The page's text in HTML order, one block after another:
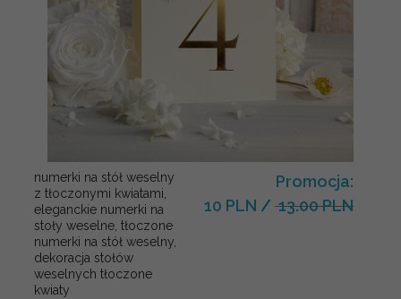
numerki na stół weselny
z tłoczonymi kwiatami,
eleganckie numerki na
stoły weselne, tłoczone
numerki na stół weselny,
dekoracja stołów
weselnych tłoczone
kwiaty
Promocja:
10 PLN / 13.00 PLN